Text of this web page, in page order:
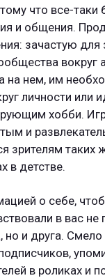
что все-таки
и общения.
зачастую для
вокруг
на нем, им
личности или
хобби.
и
зрителям таких
в детстве.
о себе,
в вас не
но и друга. Смело
в роликах и